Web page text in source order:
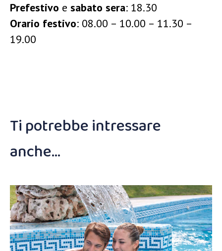
Prefestivo e sabato sera: 18.30
Orario festivo: 08.00 – 10.00 – 11.30 –
19.00
Ti potrebbe intressare
anche…